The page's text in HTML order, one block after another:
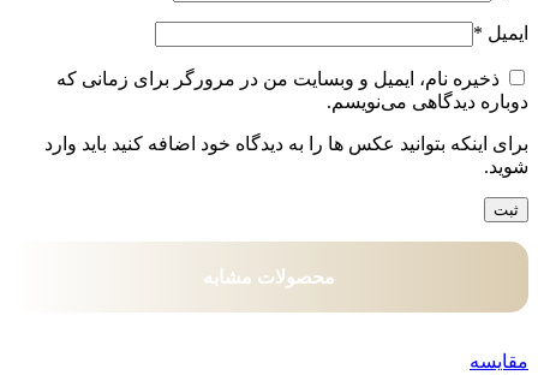
ایمیل *
ذخیره نام، ایمیل و وبسایت من در مرورگر برای زمانی که
دوباره دیدگاهی می‌نویسم.
برای اینکه بتوانید عکس ها را به دیدگاه خود اضافه کنید باید وارد
شوید.
محصولات مشابه
مقایسه